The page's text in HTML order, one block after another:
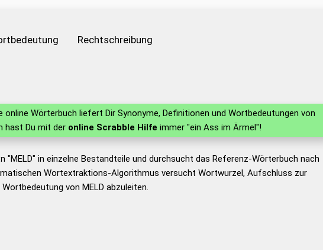
Rechtschreibung
online Wörterbuch liefert Dir Synonyme, Definitionen und Wortbedeutungen von
hast Du mit der online Scrabble Hilfe immer "ein Ass im Ärmel"!
"MELD" in einzelne Bestandteile und durchsucht das Referenz-Wörterbuch nach
Wortextraktions-Algorithmus versucht Wortwurzel, Aufschluss zur
von MELD abzuleiten.